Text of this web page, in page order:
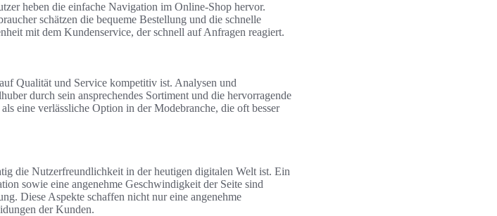
heben die einfache Navigation im Online-Shop hervor.
schätzen die bequeme Bestellung und die schnelle
mit dem Kundenservice, der schnell auf Anfragen reagiert.
Qualität und Service kompetitiv ist. Analysen und
durch sein ansprechendes Sortiment und die hervorragende
eine verlässliche Option in der Modebranche, die oft besser
die Nutzerfreundlichkeit in der heutigen digitalen Welt ist. Ein
sowie eine angenehme Geschwindigkeit der Seite sind
Diese Aspekte schaffen nicht nur eine angenehme
der Kunden.